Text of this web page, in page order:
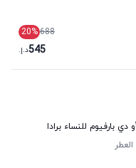
688
20%
545د.إ.
دي بارفيوم للنساء برادا